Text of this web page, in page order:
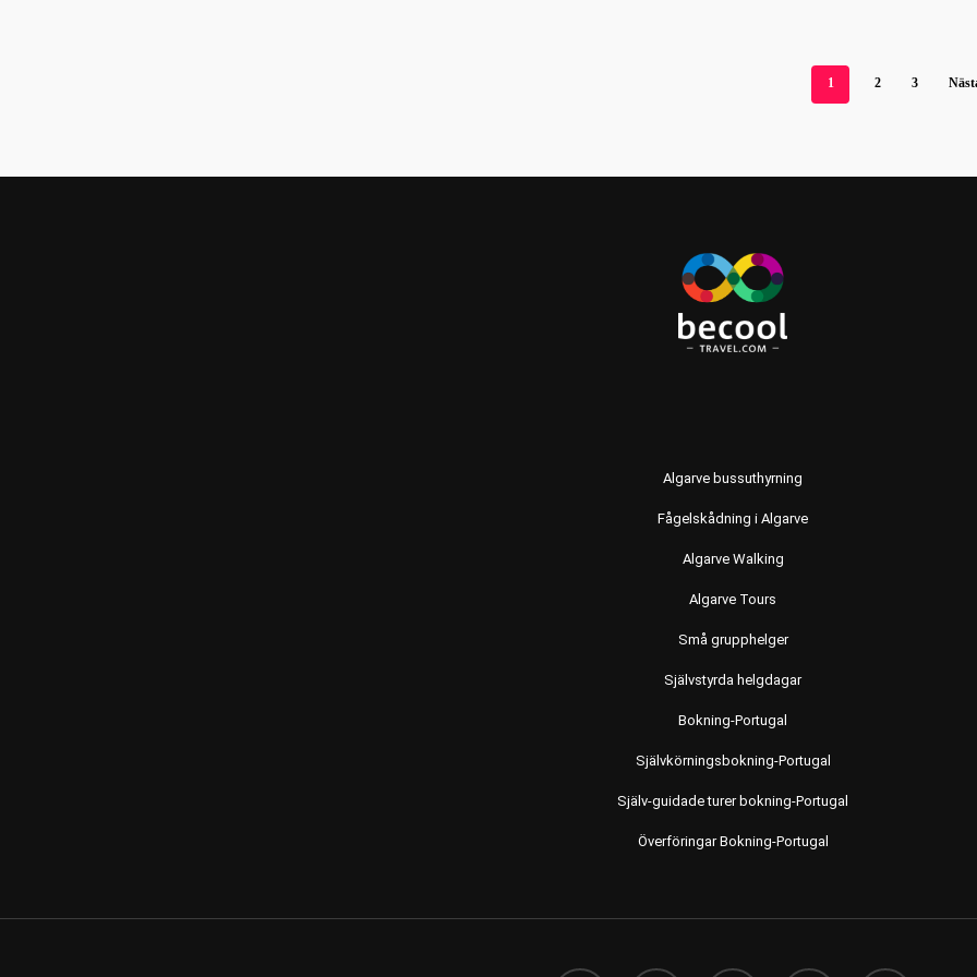
1 2 3
Algarve bussuthyrning
Fågelskådning i Algarve
Algarve Walking
Algarve Tours
Små grupphelger
Självstyrda helgdagar
Bokning-Portugal
Självkörningsbokning-Portugal
Själv-guidade turer bokning-Portugal
Överföringar Bokning-Portugal